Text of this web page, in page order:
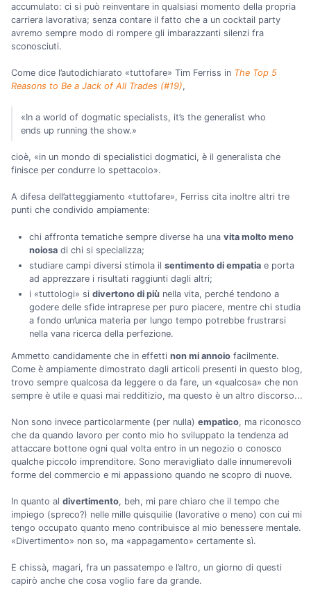
accumulato: ci si può reinventare in qualsiasi momento della propria
carriera lavorativa; senza contare il fatto che a un cocktail party
avremo sempre modo di rompere gli imbarazzanti silenzi fra
sconosciuti.
Come dice l’autodichiarato «tuttofare» Tim Ferriss in The Top 5
Reasons to Be a Jack of All Trades (#19),
«In a world of dogmatic specialists, it’s the generalist who
ends up running the show.»
cioè, «in un mondo di specialistici dogmatici, è il generalista che
finisce per condurre lo spettacolo».
A difesa dell’atteggiamento «tuttofare», Ferriss cita inoltre altri tre
punti che condivido ampiamente:
chi affronta tematiche sempre diverse ha una vita molto meno
noiosadi chi si specializza;
studiare campi diversi stimola il sentimento di empatiae porta
ad apprezzare i risultati raggiunti dagli altri;
i «tuttologi» si divertono di piùnella vita, perché tendono a
godere delle sfide intraprese per puro piacere, mentre chi studia
a fondo un’unica materia per lungo tempo potrebbe frustrarsi
nella vana ricerca della perfezione.
Ammetto candidamente che in effetti non mi annoio facilmente.
Come è ampiamente dimostrato dagli articoli presenti in questo blog,
trovo sempre qualcosa da leggere o da fare, un «qualcosa» che non
sempre è utile e quasi mai redditizio, ma questo è un altro discorso...
Non sono invece particolarmente (per nulla) empatico, ma riconosco
che da quando lavoro per conto mio ho sviluppato la tendenza ad
attaccare bottone ogni qual volta entro in un negozio o conosco
qualche piccolo imprenditore. Sono meravigliato dalle innumerevoli
forme del commercio e mi appassiono quando ne scopro di nuove.
In quanto al divertimento, beh, mi pare chiaro che il tempo che
impiego (spreco?) nelle mille quisquilie (lavorative o meno) con cui mi
tengo occupato quanto meno contribuisce al mio benessere mentale.
«Divertimento» non so, ma «appagamento» certamente sì.
E chissà, magari, fra un passatempo e l’altro, un giorno di questi
capirò anche che cosa voglio fare da grande.